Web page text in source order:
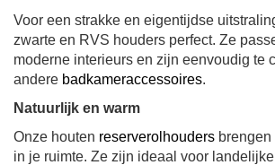
Voor een strakke en eigentijdse
zwarte en RVS houders perfect. Ze
moderne interieurs en zijn eenvoudig te
andere badkameraccessoires.
Natuurlijk en warm
Onze houten reserverolhouders
in je ruimte. Ze zijn ideaal voor